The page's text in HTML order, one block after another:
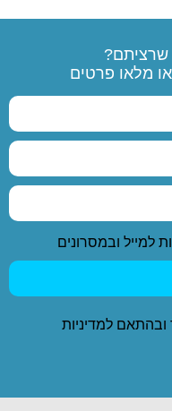
או מלאו פרטים
למייל ובמסרונים
ובהתאם למדיניות